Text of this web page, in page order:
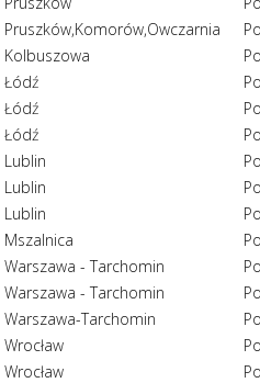
Pruszków,Komorów,Owczarnia
Kolbuszowa
Łódź
Łódź
Łódź
Lublin
Lublin
Lublin
Mszalnica
Warszawa - Tarchomin
Warszawa - Tarchomin
Warszawa-Tarchomin
Wrocław
Wrocław